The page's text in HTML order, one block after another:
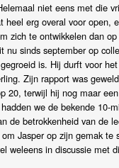
niet eens met die
heel erg overal voor open,
zich te ontwikkelen dan
nu sinds september op
is. Hij durft voor
Zijn rapport was
20, terwijl hij nog maar
we de bekende 10-
de betrokkenheid van de
Jasper op zijn gemak te
weleens in discussie met